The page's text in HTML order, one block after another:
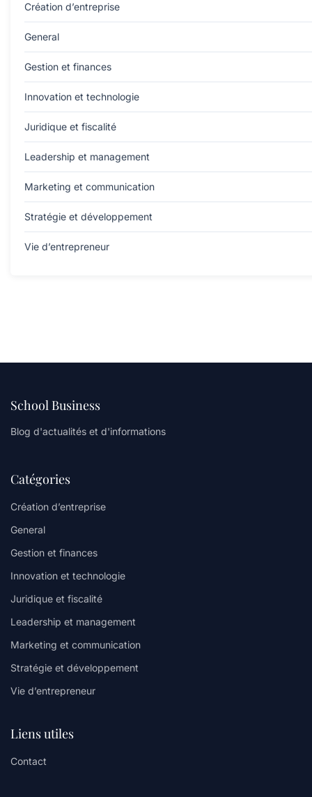
Création d’entreprise
General
Gestion et finances
Innovation et technologie
Juridique et fiscalité
Leadership et management
Marketing et communication
Stratégie et développement
Vie d’entrepreneur
School Business
Blog d'actualités et d'informations
Catégories
Création d’entreprise
General
Gestion et finances
Innovation et technologie
Juridique et fiscalité
Leadership et management
Marketing et communication
Stratégie et développement
Vie d’entrepreneur
Liens utiles
Contact